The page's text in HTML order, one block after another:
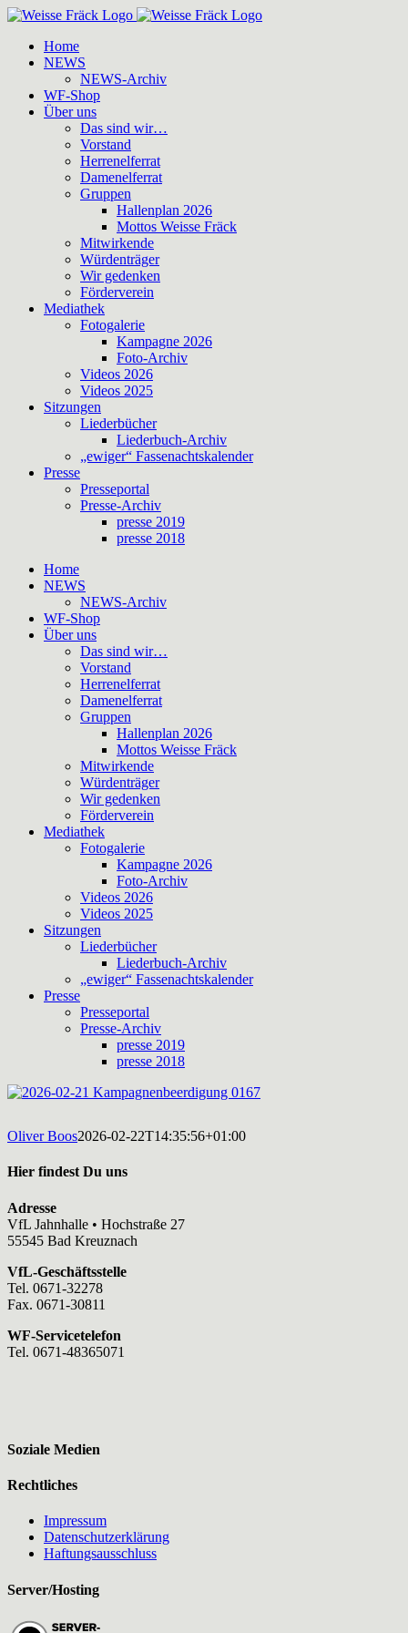
Zum
springenHome
NEWS
NEWS-Archiv
WF-Shop
Über uns
Das sind wir…
Vorstand
Herrenelferrat
Damenelferrat
Gruppen
Hallenplan 2026
Mottos Weisse Fräck
Mitwirkende
Würdenträger
Wir gedenken
Förderverein
Mediathek
Fotogalerie
Kampagne 2026
Foto-Archiv
Videos 2026
Videos 2025
Sitzungen
Liederbücher
Liederbuch-Archiv
„ewiger“ Fassenachtskalender
Presse
Presseportal
Presse-Archiv
presse 2019
presse 2018
Home
NEWS
NEWS-Archiv
WF-Shop
Über uns
Das sind wir…
Vorstand
Herrenelferrat
Damenelferrat
Gruppen
Hallenplan 2026
Mottos Weisse Fräck
Mitwirkende
Würdenträger
Wir gedenken
Förderverein
Mediathek
Fotogalerie
Kampagne 2026
Foto-Archiv
Videos 2026
Videos 2025
Sitzungen
Liederbücher
Liederbuch-Archiv
„ewiger“ Fassenachtskalender
Presse
Presseportal
Presse-Archiv
presse 2019
presse 2018
Oliver Boos2026-02-22T14:35:56+01:00
Hier findest Du uns
Adresse
VfL Jahnhalle • Hochstraße 27
55545 Bad Kreuznach
VfL-Geschäftsstelle
Tel. 0671-32278
Fax. 0671-30811
WF-Servicetelefon
Tel. 0671-48365071
Soziale Medien
Rechtliches
Impressum
Datenschutzerklärung
Haftungsausschluss
Server/Hosting